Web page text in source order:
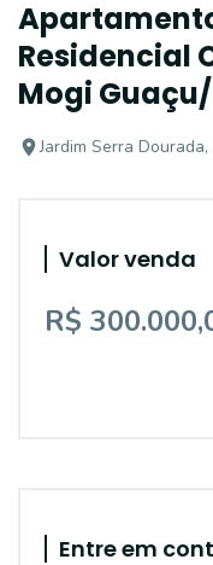
Residencial
Mogi Guaçu/
Jardim Serra
Valor venda
R$
Entre em